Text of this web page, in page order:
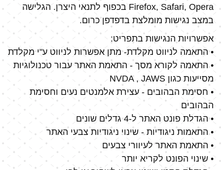
Firefox, Safari, Opera בכפוף לתנאי היצרן. הגלישה
במצב נגישות מומלצת בדפדפן כרום.
אפשרויות הנגישות בתפריט:
• התאמה לניווט מקלדת- מתן אפשרות לניווט ע"י מקלדת
• התאמה לקורא מסך - התאמת האתר עבור טכנולוגיות
מסייעות כגון NVDA , JAWS
• חסימת הבהובים - עצירת אלמנטים נעים וחסימת
הבהובים
• הגדלת פונט האתר ל-4 גדלים שונים
• התאמות ניגודיות - שינוי ניגודיות צבעי האתר
• התאמת האתר לעיוורי צבעים
• שינוי הפונט לקריא יותר